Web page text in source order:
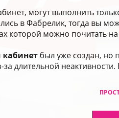
могут выполнить
в Фабрелик, тогда вы
которой можно почитать
был уже создан, но
за длительной